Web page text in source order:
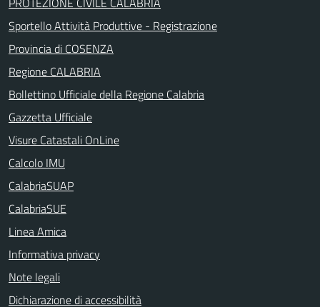
Sportello Attività Produttive - Registrazione
Provincia di COSENZA
Regione CALABRIA
Bollettino Ufficiale della Regione Calabria
Gazzetta Ufficiale
Visure Catastali OnLine
Calcolo IMU
CalabriaSUAP
CalabriaSUE
Linea Amica
Informativa privacy
Note legali
Dichiarazione di accessibilità